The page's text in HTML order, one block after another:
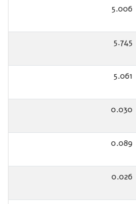
5.006
5.745
5.061
0.030
0.089
0.026